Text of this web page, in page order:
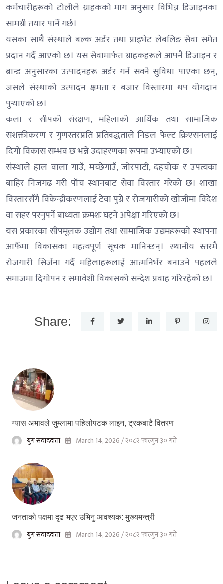
कर्मचारीहरूको टोलीले ग्राहकको माग अनुसार विभिन्न डिजाइनका
सामग्री तयार पार्ने गर्छ।
यसका साथै संस्थाले बल्क अर्डर तथा प्राइभेट लेबलिङ सेवा समेत
प्रदान गर्दै आएको छ। यस सेवामार्फत ग्राहकहरूले आफ्नै डिजाइन र
ब्रान्ड अनुसारका उत्पादनहरू अर्डर गर्न सक्ने सुविधा पाएका छन्,
जसले संस्थाको उत्पादन क्षमता र बजार विस्तारमा थप योगदान
पुर्‍याएको छ।
कला र सीपको संरक्षण, महिलाको आर्थिक तथा सामाजिक
सशक्तीकरण र गुणस्तरप्रति प्रतिबद्धताले निडल फेल्ट क्रिएसनलाई
दिगो विकास सम्भव छ भन्ने उदाहरणका रूपमा उभ्याएको छ।
संस्थाले हाल वाला गाउँ, मच्छेगाउँ, जोरपाटी, दहचोक र उपत्यका
बाहिर निजगढ गरी पाँच स्थानबाट सेवा विस्तार गरेको छ। शाखा
विस्तारसँगै विकेन्द्रीकरणलाई टेवा पुग्ने र रोजगारीको खोजीमा विदेश
वा सहर पस्नुपर्ने बाध्यता क्रमशः घट्ने अपेक्षा गरिएको छ।
यस प्रकारका सीपमूलक उद्योग तथा सामाजिक उद्यमहरूको स्थापना
आफैँमा विकासका महत्वपूर्ण सूचक मानिन्छन्। स्थानीय स्तरमै
रोजगारी सिर्जना गर्दै महिलाहरूलाई आत्मनिर्भर बनाउने पहलले
समाजमा दिगोपन र समावेशी विकासको सन्देश प्रवाह गरिरहेको छ।
Share:
ग्यास अभावले जुम्लामा पहिलोपटक लाइन, ट्रकबाटै वितरण
युग संवाददाता March 14, 2026 / २०८२ फाल्गुन ३० गते
जनताको पक्षमा दृढ भएर उभिनु आवश्यक: मुख्यमन्त्री
युग संवाददाता March 14, 2026 / २०८२ फाल्गुन ३० गते